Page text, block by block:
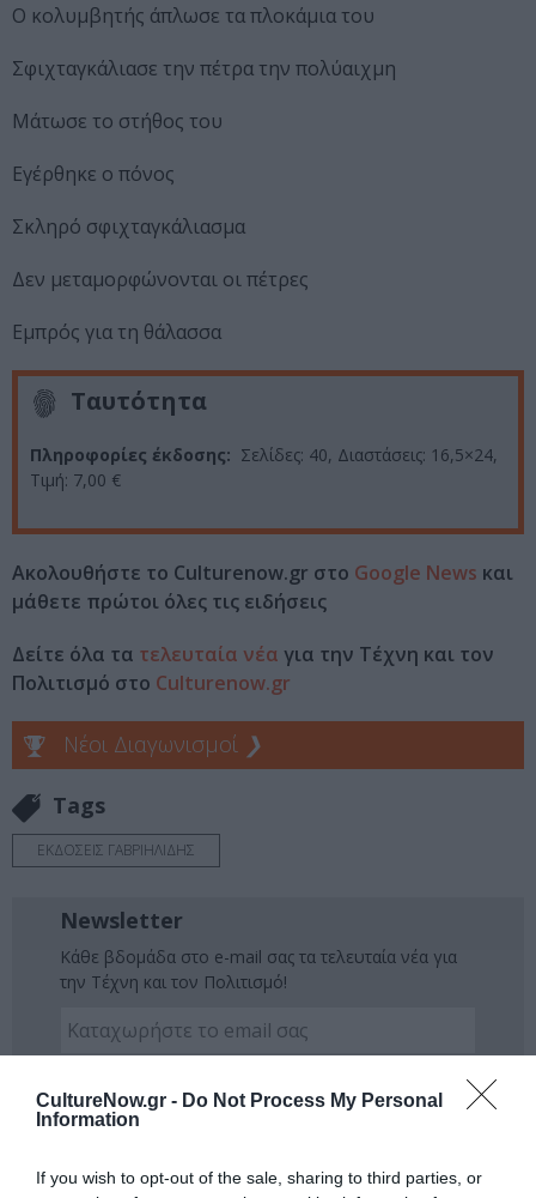
CultureNow.gr - Do Not Process My Personal
Information
If you wish to opt-out of the sale, sharing to third parties, or
Ο κολυμβητής άπλωσε τα πλοκάμια του
Σφιχταγκάλιασε την πέτρα την πολύαιχμη
Μάτωσε το στήθος του
Εγέρθηκε ο πόνος
Σκληρό σφιχταγκάλιασμα
Δεν μεταμορφώνονται οι πέτρες
Εμπρός για τη θάλασσα
Ταυτότητα
Πληροφορίες έκδοσης: Σελίδες: 40, Διαστάσεις: 16,5×24,
Τιμή: 7,00 €
Ακολουθήστε το Culturenow.gr στο Google News και
μάθετε πρώτοι όλες τις ειδήσεις
Δείτε όλα τα τελευταία νέα για την Τέχνη και τον
Πολιτισμό στο Culturenow.gr
Νέοι Διαγωνισμοί ❯
Tags
ΕΚΔΟΣΕΙΣ ΓΑΒΡΙΗΛΙΔΗΣ
Newsletter
Κάθε βδομάδα στο e-mail σας τα τελευταία νέα για
την Τέχνη και τον Πολιτισμό!